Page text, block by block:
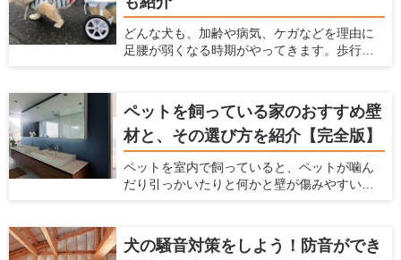
しょう。老犬や気管の弱い犬のサポートにも
役立ちます。 この記事では、ご飯台を使うメ
リットと選び方、おすすめのアイテムを7つ紹
どんな犬も、加齢や病気、ケガなどを理由に
足腰が弱くなる時期がやってきます。歩行が
さんにとって、少しの距離でも一緒に歩ける
時間は貴重です。たとえ体が不自由であって
も、犬用車椅子があれば愛犬の意思で行きた
い場所に移動できます。 寝たきりを予防する
ために、体力づくりの一環として犬用車椅子
を利用するのも一つの方法です。この記事で
ペットを飼っている家のおすすめ壁
材と、その選び方を紹介【完全版】
ペットを室内で飼っていると、ペットが噛ん
だり引っかいたりと何かと壁が傷みやすいで
声が周りに漏れたりするのも、壁が原因のこ
とがあります。 だからこそ、ペットを飼う時
犬の騒音対策をしよう！防音ができ